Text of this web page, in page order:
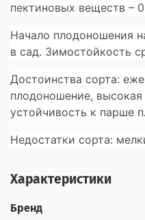
пектиновых веществ –
Начало плодоношения
в сад. Зимостойкость
Достоинства сорта:
плодоношение,
устойчивость к парше
Недостатки сорта:
Характеристики
Бренд